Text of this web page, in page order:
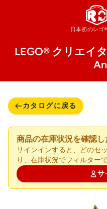
日本初のレゴ®
LEGO® クリエイ
カタログに戻る
商品の在庫状況を確認し
サインインすると、どのセ
り、在庫状況でフィルターで
サ